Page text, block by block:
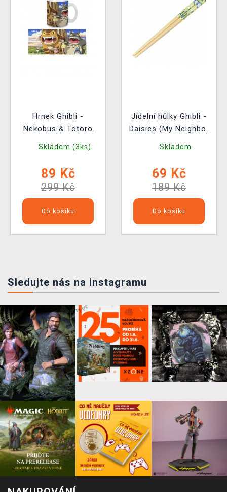
Hrnek Ghibli -
Nekobus & Totoro
Skladem (3ks)
89 Kč
299 Kč
Do košíku
Jídelní hůlky Ghibli -
Daisies (My Neighbor
Skladem
69 Kč
189 Kč
Do košíku
Sledujte nás na instagramu